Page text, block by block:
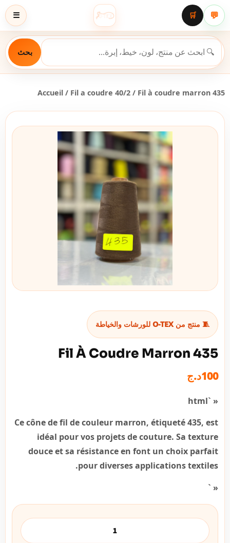
☰ 💬
🛒
بحث
Accueil / Fil a coudre 40/2 / Fil à coudre marron 435
🧵 منتج من O-TEX للورشات والخياطة
Fil À Coudre Marron 435
100د.ج
« `html
Ce cône de fil de couleur marron, étiqueté 435, est
idéal pour vos projets de couture. Sa texture
douce et sa résistance en font un choix parfait
pour diverses applications textiles.
« `